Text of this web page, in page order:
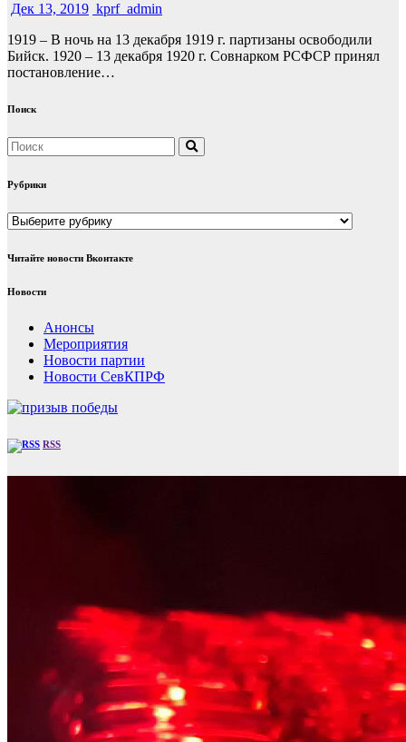
Дек 13, 2019 kprf_admin
1919 – В ночь на 13 декабря 1919 г. партизаны освободили
Бийск. 1920 – 13 декабря 1920 г. Совнарком РСФСР принял
постановление…
Поиск
Рубрики
Рубрики
Читайте новости Вконтакте
Новости
Анонсы
Мероприятия
Новости партии
Новости СевКПРФ
RSS